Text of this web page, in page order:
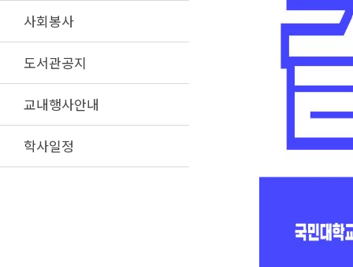
사회봉사
도서관공지
교내행사안내
학사일정